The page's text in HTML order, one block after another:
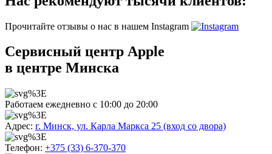
Прочитайте отзывы о нас в нашем Instagram
Сервисный центр Apple
в центре Минска
Работаем ежедневно с 10:00 до 20:00
Адрес: г. Минск, ул. Карла Маркса 25 (вход со двора)
Телефон: +375 (33) 6-370-370